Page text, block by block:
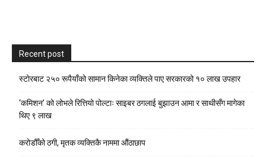
Recent post
स्टाेरबाट २५० रूपैयाँको सामान किनेका व्यक्तिले पाए सरकारको १० लाख उपहार
‘कमिशन’ को लोभले रित्तियो पोल्टाः साइबर ठगलाई बुझाउन आमा र साथीसँग मागेका
थिए ९ लाख
करोडौँको ठगी, मृतक व्यक्तिकै नाममा औंठाछाप